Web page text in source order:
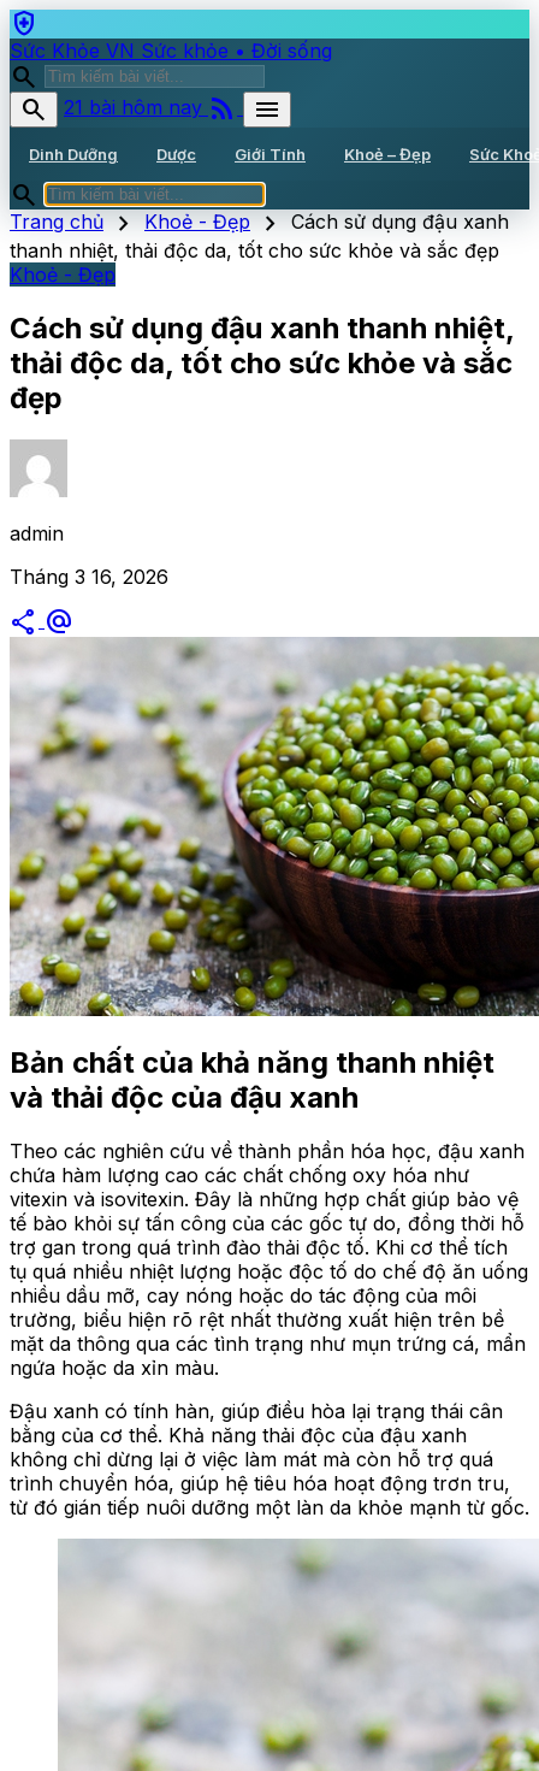
health_and_safety
Sức Khỏe VN Sức khỏe • Đời sống
search
search
21 bài hôm nay rss_feed menu
Dinh Dưỡng Dược Giới Tính Khoẻ – Đẹp Sức
search
Trang chủ chevron_right Khoẻ - Đẹp chevron_right Cách sử dụng đậu xanh
thanh nhiệt, thải độc da, tốt cho sức khỏe và sắc đẹp
Khoẻ - Đẹp
Cách sử dụng đậu xanh thanh nhiệt,
thải độc da, tốt cho sức khỏe và sắc
đẹp
admin
Tháng 3 16, 2026
share alternate_email
Bản chất của khả năng thanh nhiệt
và thải độc của đậu xanh
Theo các nghiên cứu về thành phần hóa học, đậu xanh
chứa hàm lượng cao các chất chống oxy hóa như
vitexin và isovitexin. Đây là những hợp chất giúp bảo vệ
tế bào khỏi sự tấn công của các gốc tự do, đồng thời hỗ
trợ gan trong quá trình đào thải độc tố. Khi cơ thể tích
tụ quá nhiều nhiệt lượng hoặc độc tố do chế độ ăn uống
nhiều dầu mỡ, cay nóng hoặc do tác động của môi
trường, biểu hiện rõ rệt nhất thường xuất hiện trên bề
mặt da thông qua các tình trạng như mụn trứng cá, mẩn
ngứa hoặc da xỉn màu.
Đậu xanh có tính hàn, giúp điều hòa lại trạng thái cân
bằng của cơ thể. Khả năng thải độc của đậu xanh
không chỉ dừng lại ở việc làm mát mà còn hỗ trợ quá
trình chuyển hóa, giúp hệ tiêu hóa hoạt động trơn tru,
từ đó gián tiếp nuôi dưỡng một làn da khỏe mạnh từ gốc.